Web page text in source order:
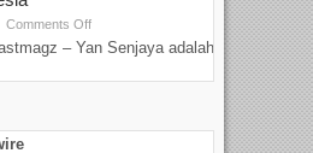
Comments Off
– Yan Senjaya adalah...